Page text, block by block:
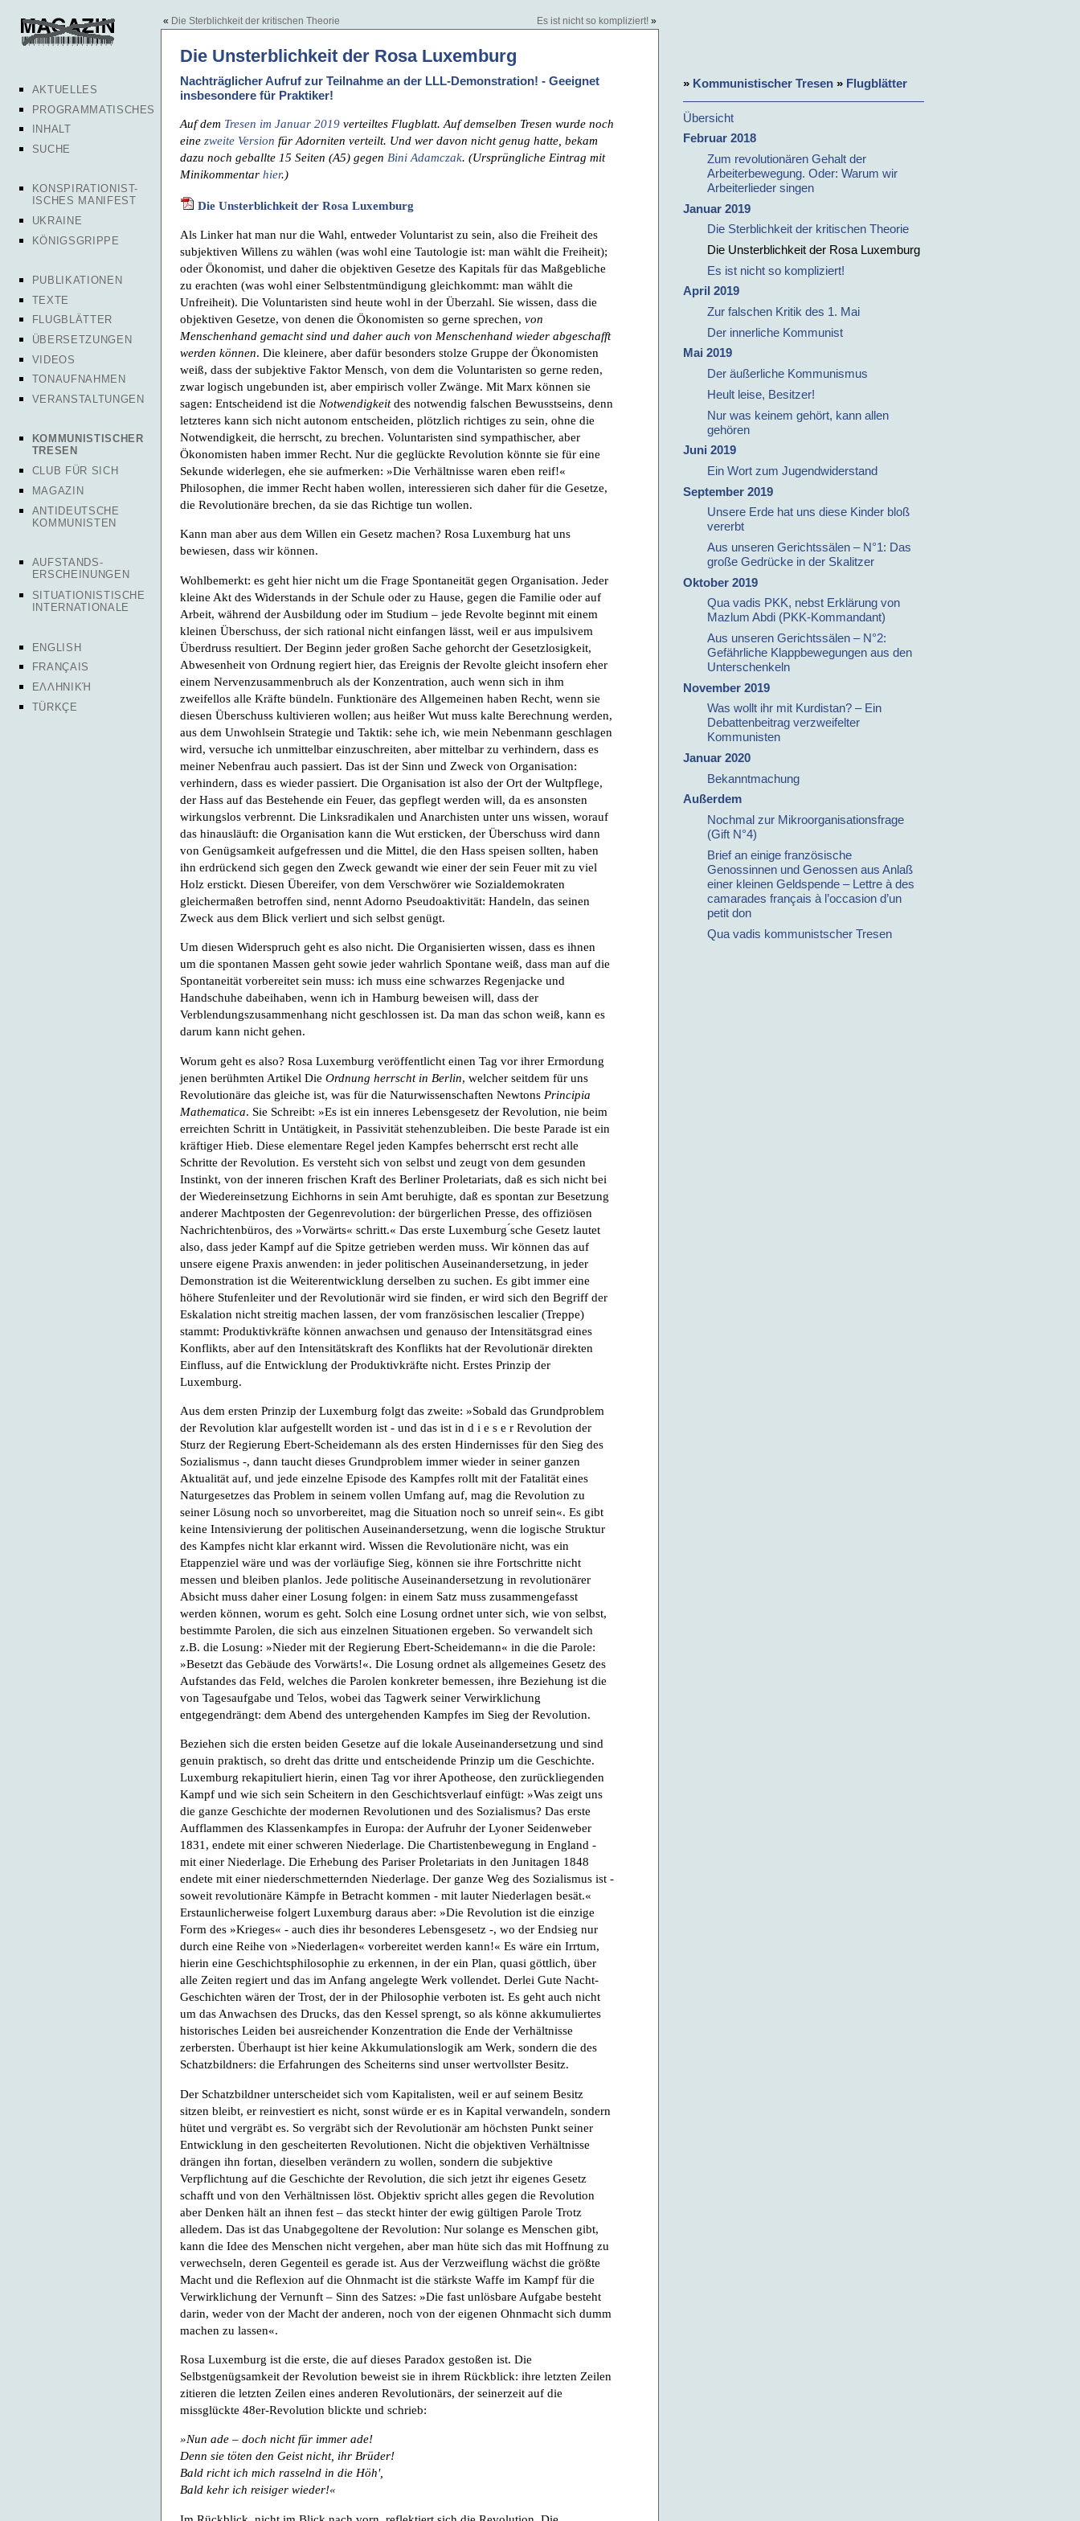
AKTUELLES
PROGRAMMATISCHES
INHALT
SUCHE
KONSPIRATIONIST-
ISCHES MANIFEST
UKRAINE
KÖNIGSGRIPPE
PUBLIKATIONEN
TEXTE
FLUGBLÄTTER
ÜBERSETZUNGEN
VIDEOS
TONAUFNAHMEN
VERANSTALTUNGEN
KOMMUNISTISCHER
TRESEN
CLUB FÜR SICH
MAGAZIN
ANTIDEUTSCHE
KOMMUNISTEN
AUFSTANDS-
ERSCHEINUNGEN
SITUATIONISTISCHE
INTERNATIONALE
ENGLISH
FRANÇAIS
ΕΛΛΗΝΙΚΉ
TÜRKÇE
« Die Sterblichkeit der kritischen Theorie Es ist nicht so kompliziert! »
Die Unsterblichkeit der Rosa Luxemburg
Nachträglicher Aufruf zur Teilnahme an der LLL-Demonstration! - Geeignet
insbesondere für Praktiker!
Auf dem Tresen im Januar 2019 verteiltes Flugblatt. Auf demselben Tresen wurde noch
eine zweite Version für Adorniten verteilt. Und wer davon nicht genug hatte, bekam
dazu noch geballte 15 Seiten (A5) gegen Bini Adamczak. (Ursprüngliche Eintrag mit
Minikommentar hier.)
Die Unsterblichkeit der Rosa Luxemburg
Als Linker hat man nur die Wahl, entweder Voluntarist zu sein, also die Freiheit des
subjektiven Willens zu wählen (was wohl eine Tautologie ist: man wählt die Freiheit);
oder Ökonomist, und daher die objektiven Gesetze des Kapitals für das Maßgebliche
zu erachten (was wohl einer Selbstentmündigung gleichkommt: man wählt die
Unfreiheit). Die Voluntaristen sind heute wohl in der Überzahl. Sie wissen, dass die
objektiven Gesetze, von denen die Ökonomisten so gerne sprechen, von
Menschenhand gemacht sind und daher auch von Menschenhand wieder abgeschafft
werden können. Die kleinere, aber dafür besonders stolze Gruppe der Ökonomisten
weiß, dass der subjektive Faktor Mensch, von dem die Voluntaristen so gerne reden,
zwar logisch ungebunden ist, aber empirisch voller Zwänge. Mit Marx können sie
sagen: Entscheidend ist die Notwendigkeitdes notwendig falschen Bewusstseins, denn
letzteres kann sich nicht autonom entscheiden, plötzlich richtiges zu sein, ohne die
Notwendigkeit, die herrscht, zu brechen. Voluntaristen sind sympathischer, aber
Ökonomisten haben immer Recht. Nur die geglückte Revolution könnte sie für eine
Sekunde widerlegen, ehe sie aufmerken: »Die Verhältnisse waren eben reif!«
Philosophen, die immer Recht haben wollen, interessieren sich daher für die Gesetze,
die Revolutionäre brechen, da sie das Richtige tun wollen.
Kann man aber aus dem Willen ein Gesetz machen? Rosa Luxemburg hat uns
bewiesen, dass wir können.
Wohlbemerkt: es geht hier nicht um die Frage Spontaneität gegen Organisation. Jeder
kleine Akt des Widerstands in der Schule oder zu Hause, gegen die Familie oder auf
Arbeit, während der Ausbildung oder im Studium – jede Revolte beginnt mit einem
kleinen Überschuss, der sich rational nicht einfangen lässt, weil er aus impulsivem
Überdruss resultiert. Der Beginn jeder großen Sache gehorcht der Gesetzlosigkeit,
Abwesenheit von Ordnung regiert hier, das Ereignis der Revolte gleicht insofern eher
einem Nervenzusammenbruch als der Konzentration, auch wenn sich in ihm
zweifellos alle Kräfte bündeln. Funktionäre des Allgemeinen haben Recht, wenn sie
diesen Überschuss kultivieren wollen; aus heißer Wut muss kalte Berechnung werden,
aus dem Unwohlsein Strategie und Taktik: sehe ich, wie mein Nebenmann geschlagen
wird, versuche ich unmittelbar einzuschreiten, aber mittelbar zu verhindern, dass es
meiner Nebenfrau auch passiert. Das ist der Sinn und Zweck von Organisation:
verhindern, dass es wieder passiert. Die Organisation ist also der Ort der Wultpflege,
der Hass auf das Bestehende ein Feuer, das gepflegt werden will, da es ansonsten
wirkungslos verbrennt. Die Linksradikalen und Anarchisten unter uns wissen, worauf
das hinausläuft: die Organisation kann die Wut ersticken, der Überschuss wird dann
von Genügsamkeit aufgefressen und die Mittel, die den Hass speisen sollten, haben
ihn erdrückend sich gegen den Zweck gewandt wie einer der sein Feuer mit zu viel
Holz erstickt. Diesen Übereifer, von dem Verschwörer wie Sozialdemokraten
gleichermaßen betroffen sind, nennt Adorno Pseudoaktivität: Handeln, das seinen
Zweck aus dem Blick verliert und sich selbst genügt.
Um diesen Widerspruch geht es also nicht. Die Organisierten wissen, dass es ihnen
um die spontanen Massen geht sowie jeder wahrlich Spontane weiß, dass man auf die
Spontaneität vorbereitet sein muss: ich muss eine schwarzes Regenjacke und
Handschuhe dabeihaben, wenn ich in Hamburg beweisen will, dass der
Verblendungszusammenhang nicht geschlossen ist. Da man das schon weiß, kann es
darum kann nicht gehen.
Worum geht es also? Rosa Luxemburg veröffentlicht einen Tag vor ihrer Ermordung
jenen berühmten Artikel Die Ordnung herrscht in Berlin, welcher seitdem für uns
Revolutionäre das gleiche ist, was für die Naturwissenschaften Newtons Principia
Mathematica. Sie Schreibt: »Es ist ein inneres Lebensgesetz der Revolution, nie beim
erreichten Schritt in Untätigkeit, in Passivität stehenzubleiben. Die beste Parade ist ein
kräftiger Hieb. Diese elementare Regel jeden Kampfes beherrscht erst recht alle
Schritte der Revolution. Es versteht sich von selbst und zeugt von dem gesunden
Instinkt, von der inneren frischen Kraft des Berliner Proletariats, daß es sich nicht bei
der Wiedereinsetzung Eichhorns in sein Amt beruhigte, daß es spontan zur Besetzung
anderer Machtposten der Gegenrevolution: der bürgerlichen Presse, des offiziösen
Nachrichtenbüros, des »Vorwärts« schritt.« Das erste Luxemburg ́sche Gesetz lautet
also, dass jeder Kampf auf die Spitze getrieben werden muss. Wir können das auf
unsere eigene Praxis anwenden: in jeder politischen Auseinandersetzung, in jeder
Demonstration ist die Weiterentwicklung derselben zu suchen. Es gibt immer eine
höhere Stufenleiter und der Revolutionär wird sie finden, er wird sich den Begriff der
Eskalation nicht streitig machen lassen, der vom französischen lescalier (Treppe)
stammt: Produktivkräfte können anwachsen und genauso der Intensitätsgrad eines
Konflikts, aber auf den Intensitätskraft des Konflikts hat der Revolutionär direkten
Einfluss, auf die Entwicklung der Produktivkräfte nicht. Erstes Prinzip der
Luxemburg.
Aus dem ersten Prinzip der Luxemburg folgt das zweite: »Sobald das Grundproblem
der Revolution klar aufgestellt worden ist - und das ist in d i e s e r Revolution der
Sturz der Regierung Ebert-Scheidemann als des ersten Hindernisses für den Sieg des
Sozialismus -, dann taucht dieses Grundproblem immer wieder in seiner ganzen
Aktualität auf, und jede einzelne Episode des Kampfes rollt mit der Fatalität eines
Naturgesetzes das Problem in seinem vollen Umfang auf, mag die Revolution zu
seiner Lösung noch so unvorbereitet, mag die Situation noch so unreif sein«. Es gibt
keine Intensivierung der politischen Auseinandersetzung, wenn die logische Struktur
des Kampfes nicht klar erkannt wird. Wissen die Revolutionäre nicht, was ein
Etappenziel wäre und was der vorläufige Sieg, können sie ihre Fortschritte nicht
messen und bleiben planlos. Jede politische Auseinandersetzung in revolutionärer
Absicht muss daher einer Losung folgen: in einem Satz muss zusammengefasst
werden können, worum es geht. Solch eine Losung ordnet unter sich, wie von selbst,
bestimmte Parolen, die sich aus einzelnen Situationen ergeben. So verwandelt sich
z.B. die Losung: »Nieder mit der Regierung Ebert-Scheidemann« in die die Parole:
»Besetzt das Gebäude des Vorwärts!«. Die Losung ordnet als allgemeines Gesetz des
Aufstandes das Feld, welches die Parolen konkreter bemessen, ihre Beziehung ist die
von Tagesaufgabe und Telos, wobei das Tagwerk seiner Verwirklichung
entgegendrängt: dem Abend des untergehenden Kampfes im Sieg der Revolution.
Beziehen sich die ersten beiden Gesetze auf die lokale Auseinandersetzung und sind
genuin praktisch, so dreht das dritte und entscheidende Prinzip um die Geschichte.
Luxemburg rekapituliert hierin, einen Tag vor ihrer Apotheose, den zurückliegenden
Kampf und wie sich sein Scheitern in den Geschichtsverlauf einfügt: »Was zeigt uns
die ganze Geschichte der modernen Revolutionen und des Sozialismus? Das erste
Aufflammen des Klassenkampfes in Europa: der Aufruhr der Lyoner Seidenweber
1831, endete mit einer schweren Niederlage. Die Chartistenbewegung in England -
mit einer Niederlage. Die Erhebung des Pariser Proletariats in den Junitagen 1848
endete mit einer niederschmetternden Niederlage. Der ganze Weg des Sozialismus ist -
soweit revolutionäre Kämpfe in Betracht kommen - mit lauter Niederlagen besät.«
Erstaunlicherweise folgert Luxemburg daraus aber: »Die Revolution ist die einzige
Form des »Krieges« - auch dies ihr besonderes Lebensgesetz -, wo der Endsieg nur
durch eine Reihe von »Niederlagen« vorbereitet werden kann!« Es wäre ein Irrtum,
hierin eine Geschichtsphilosophie zu erkennen, in der ein Plan, quasi göttlich, über
alle Zeiten regiert und das im Anfang angelegte Werk vollendet. Derlei Gute Nacht-
Geschichten wären der Trost, der in der Philosophie verboten ist. Es geht auch nicht
um das Anwachsen des Drucks, das den Kessel sprengt, so als könne akkumuliertes
historisches Leiden bei ausreichender Konzentration die Ende der Verhältnisse
zerbersten. Überhaupt ist hier keine Akkumulationslogik am Werk, sondern die des
Schatzbildners: die Erfahrungen des Scheiterns sind unser wertvollster Besitz.
Der Schatzbildner unterscheidet sich vom Kapitalisten, weil er auf seinem Besitz
sitzen bleibt, er reinvestiert es nicht, sonst würde er es in Kapital verwandeln, sondern
hütet und vergräbt es. So vergräbt sich der Revolutionär am höchsten Punkt seiner
Entwicklung in den gescheiterten Revolutionen. Nicht die objektiven Verhältnisse
drängen ihn fortan, dieselben verändern zu wollen, sondern die subjektive
Verpflichtung auf die Geschichte der Revolution, die sich jetzt ihr eigenes Gesetz
schafft und von den Verhältnissen löst. Objektiv spricht alles gegen die Revolution
aber Denken hält an ihnen fest – das steckt hinter der ewig gültigen Parole Trotz
alledem. Das ist das Unabgegoltene der Revolution: Nur solange es Menschen gibt,
kann die Idee des Menschen nicht vergehen, aber man hüte sich das mit Hoffnung zu
verwechseln, deren Gegenteil es gerade ist. Aus der Verzweiflung wächst die größte
Macht und die Reflexion auf die Ohnmacht ist die stärkste Waffe im Kampf für die
Verwirklichung der Vernunft – Sinn des Satzes: »Die fast unlösbare Aufgabe besteht
darin, weder von der Macht der anderen, noch von der eigenen Ohnmacht sich dumm
machen zu lassen«.
Rosa Luxemburg ist die erste, die auf dieses Paradox gestoßen ist. Die
Selbstgenügsamkeit der Revolution beweist sie in ihrem Rückblick: ihre letzten Zeilen
zitieren die letzten Zeilen eines anderen Revolutionärs, der seinerzeit auf die
missglückte 48er-Revolution blickte und schrieb:
»Nun ade – doch nicht für immer ade!
Denn sie töten den Geist nicht, ihr Brüder!
Bald richt ich mich rasselnd in die Höh',
Bald kehr ich reisiger wieder!«
» Kommunistischer Tresen » Flugblätter
Übersicht
Februar 2018
Zum revolutionären Gehalt der
Arbeiterbewegung. Oder: Warum wir
Arbeiterlieder singen
Januar 2019
Die Sterblichkeit der kritischen Theorie
Die Unsterblichkeit der Rosa Luxemburg
Es ist nicht so kompliziert!
April 2019
Zur falschen Kritik des 1. Mai
Der innerliche Kommunist
Mai 2019
Der äußerliche Kommunismus
Heult leise, Besitzer!
Nur was keinem gehört, kann allen
gehören
Juni 2019
Ein Wort zum Jugendwiderstand
September 2019
Unsere Erde hat uns diese Kinder bloß
vererbt
Aus unseren Gerichtssälen – N°1: Das
große Gedrücke in der Skalitzer
Oktober 2019
Qua vadis PKK, nebst Erklärung von
Mazlum Abdi (PKK-Kommandant)
Aus unseren Gerichtssälen – N°2:
Gefährliche Klappbewegungen aus den
Unterschenkeln
November 2019
Was wollt ihr mit Kurdistan? – Ein
Debattenbeitrag verzweifelter
Kommunisten
Januar 2020
Bekanntmachung
Außerdem
Nochmal zur Mikroorganisationsfrage
(Gift N°4)
Brief an einige französische
Genossinnen und Genossen aus Anlaß
einer kleinen Geldspende – Lettre à des
camarades français à l’occasion d’un
petit don
Qua vadis kommunistscher Tresen